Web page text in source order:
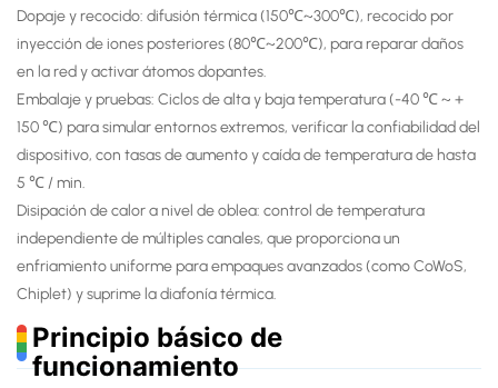
Dopaje y recocido: difusión térmica (150℃~300℃), recocido por
inyección de iones posteriores (80℃~200℃), para reparar daños
en la red y activar átomos dopantes.
Embalaje y pruebas: Ciclos de alta y baja temperatura (-40 ℃ ~ +
150 ℃) para simular entornos extremos, verificar la confiabilidad del
dispositivo, con tasas de aumento y caída de temperatura de hasta
5 ℃ / min.
Disipación de calor a nivel de oblea: control de temperatura
independiente de múltiples canales, que proporciona un
enfriamiento uniforme para empaques avanzados (como CoWoS,
Chiplet) y suprime la diafonía térmica.
Principio básico de
funcionamiento